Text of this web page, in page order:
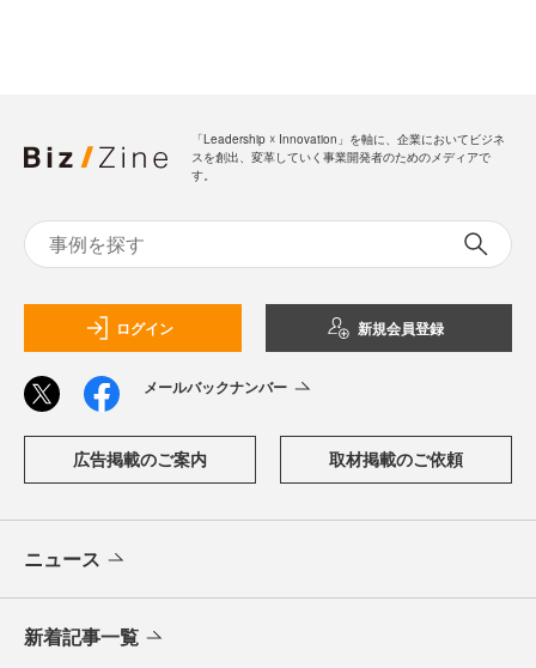
「Leadership ☓ Innovation」を軸に、企業においてビジネ
スを創出、変革していく事業開発者のためのメディアで
す。
ログイン 新規会員登録
メールバックナンバー
広告掲載のご案内 取材掲載のご依頼
ニュース
新着記事一覧